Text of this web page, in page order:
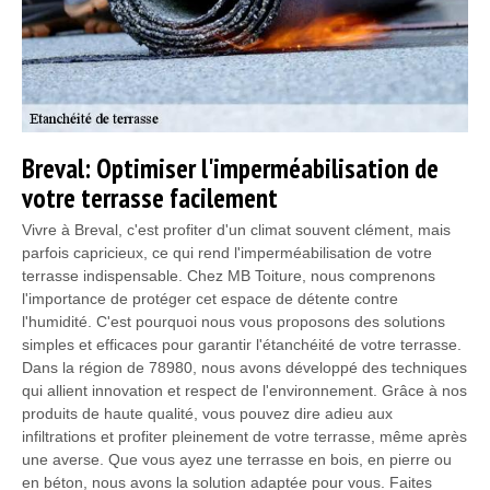
Breval: Optimiser l'imperméabilisation de
votre terrasse facilement
Vivre à Breval, c'est profiter d'un climat souvent clément, mais
parfois capricieux, ce qui rend l'imperméabilisation de votre
terrasse indispensable. Chez MB Toiture, nous comprenons
l'importance de protéger cet espace de détente contre
l'humidité. C'est pourquoi nous vous proposons des solutions
simples et efficaces pour garantir l'étanchéité de votre terrasse.
Dans la région de 78980, nous avons développé des techniques
qui allient innovation et respect de l'environnement. Grâce à nos
produits de haute qualité, vous pouvez dire adieu aux
infiltrations et profiter pleinement de votre terrasse, même après
une averse. Que vous ayez une terrasse en bois, en pierre ou
en béton, nous avons la solution adaptée pour vous. Faites